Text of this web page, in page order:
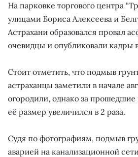
На парковке торгового центра
улицами Бориса Алексеева и
Астрахани образовался провал
очевидцы и опубликовали кадры
Стоит отметить, что подмыв
астраханцы заметили в начале
огородили, однако за прошедшие
её размер увеличился в 2 раза.
Судя по фотографиям, подмыв
аварией на канализационной